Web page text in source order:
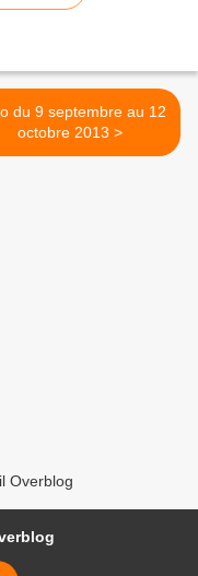
du 9 septembre au 12
octobre 2013 >
Overblog